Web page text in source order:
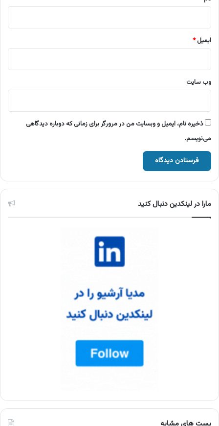
ایمیل*
وب‌ سایت
ذخیره نام، ایمیل و وبسایت من در مرورگر برای زمانی که دوباره دیدگاهی
می‌نویسم.
مارا در لینکدین دنبال کنید